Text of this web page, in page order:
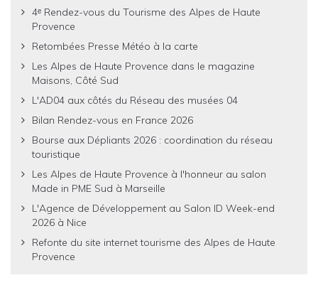
4ᵉ Rendez-vous du Tourisme des Alpes de Haute
Provence
Retombées Presse Météo à la carte
Les Alpes de Haute Provence dans le magazine
Maisons, Côté Sud
L'AD04 aux côtés du Réseau des musées 04
Bilan Rendez-vous en France 2026
Bourse aux Dépliants 2026 : coordination du réseau
touristique
Les Alpes de Haute Provence à l'honneur au salon
Made in PME Sud à Marseille
L'Agence de Développement au Salon ID Week-end
2026 à Nice
Refonte du site internet tourisme des Alpes de Haute
Provence